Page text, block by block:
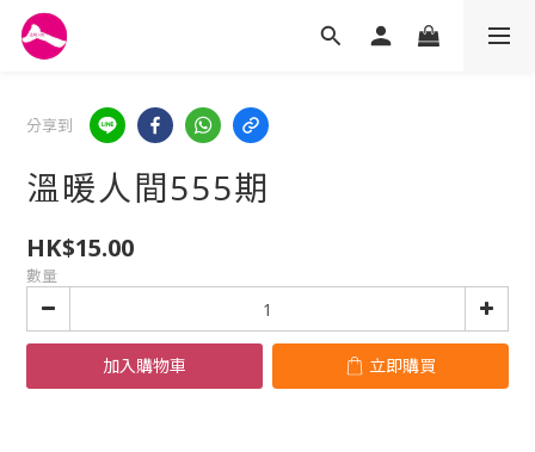
分享到
溫暖人間555期
HK$15.00
數量
加入購物車 立即購買